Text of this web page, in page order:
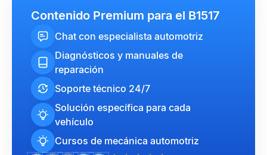
Contenido Premium para el B1517
Chat con especialista automotriz
Diagnósticos y manuales de
reparación
Soporte técnico 24/7
Solución específica para cada
vehículo
Cursos de mecánica automotriz